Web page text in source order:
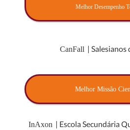
Melhor Desempenho
CanFall | Salesianos
Melhor Missão
InAxon | Escola Secundária